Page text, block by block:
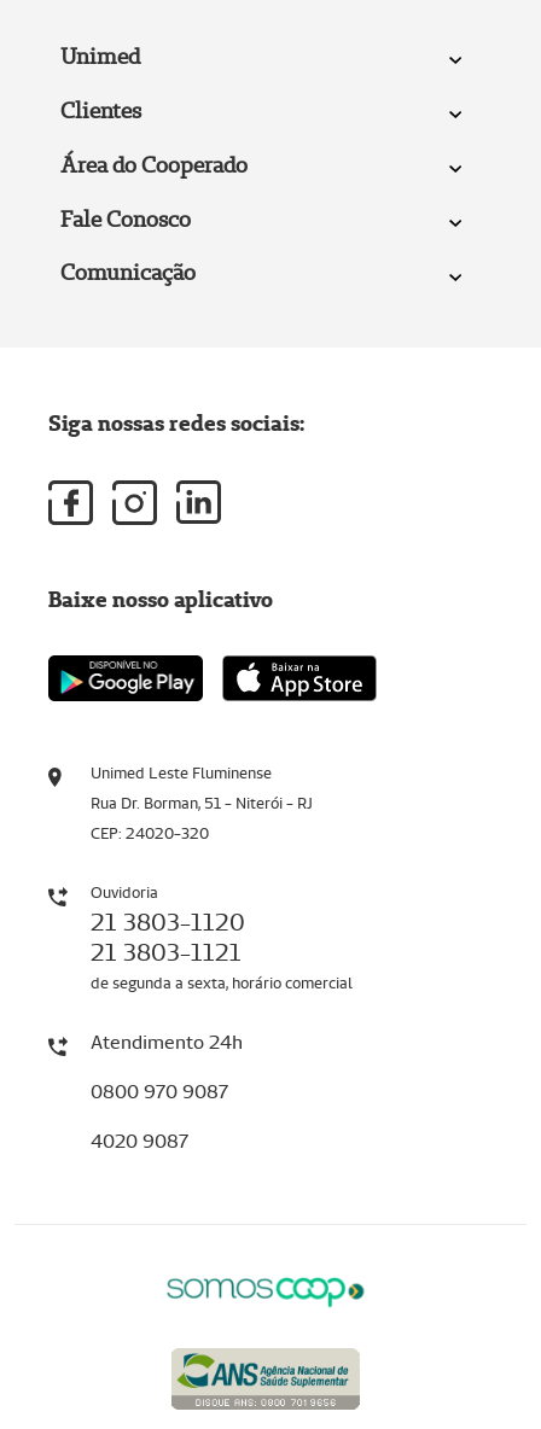
Unimed
Clientes
Área do Cooperado
Fale Conosco
Comunicação
Unimed Leste Fluminense
Rua Dr. Borman, 51 - Niterói - RJ
CEP: 24020-320
Ouvidoria
21 3803-1120
21 3803-1121
de segunda a sexta, horário comercial
Atendimento 24h
0800 970 9087
4020 9087
Siga nossas redes sociais:
Baixe nosso aplicativo